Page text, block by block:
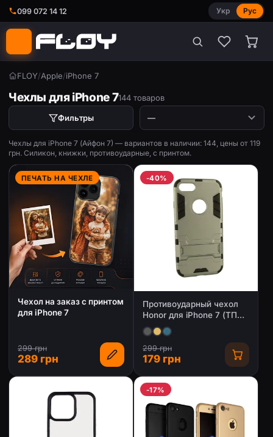
099 072 14 12 Укр Рус
FLOY/Apple/iPhone 7
Чехлы для iPhone 7144 товаров
Фильтры
Чехлы для iPhone 7 (Айфон 7) — вариантов в наличии: 144, цены от 119
грн. Силикон, книжки, противоударные, с принтом.
ПЕЧАТЬ НА ЧЕХЛЕ
Чехол на заказ с принтом
для iPhone 7
299 грн
289 грн
-40%
Противоударный чехол
Honor для iPhone 7 (ТПУ
+ пластик)
299 грн
179 грн
-17%